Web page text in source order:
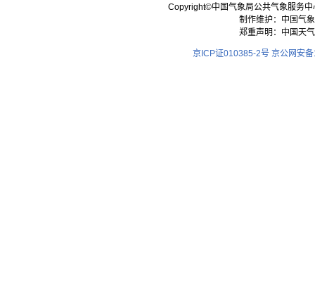
Copyright©中国气象局公共气象服务
制作维护：中国气
郑重声明：中国天
京ICP证010385-2号 京公网安